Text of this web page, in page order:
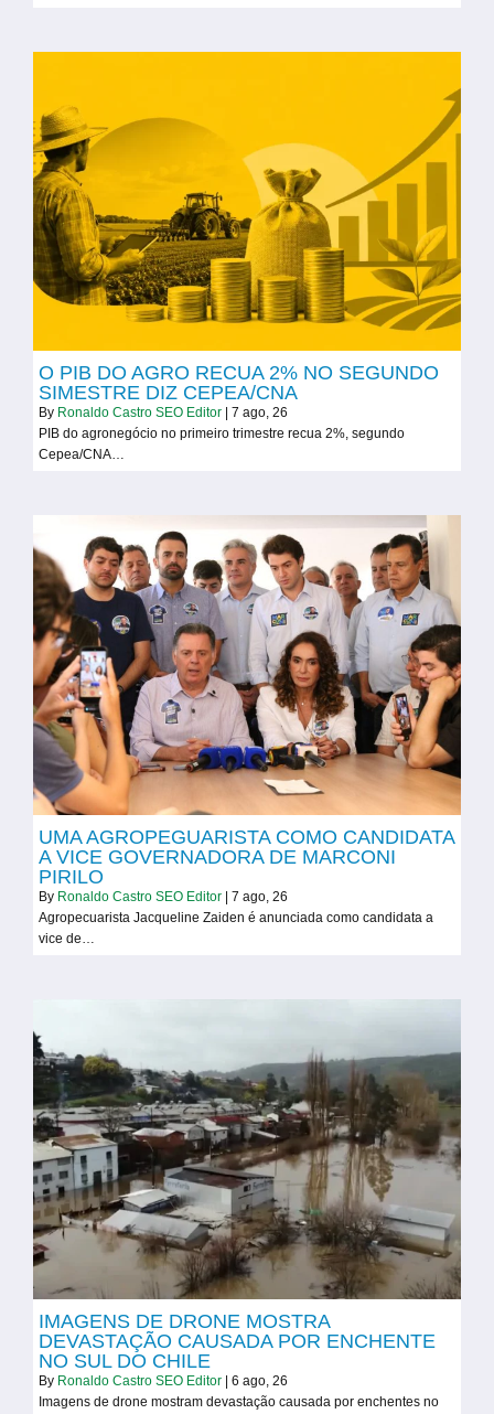
O PIB DO AGRO RECUA 2% NO SEGUNDO
SIMESTRE DIZ CEPEA/CNA
By Ronaldo Castro SEO Editor 7 ago, 26
PIB do agronegócio no primeiro trimestre recua 2%, segundo
Cepea/CNA…
UMA AGROPEGUARISTA COMO CANDIDATA
A VICE GOVERNADORA DE MARCONI
PIRILO
By Ronaldo Castro SEO Editor 7 ago, 26
Agropecuarista Jacqueline Zaiden é anunciada como candidata a
vice de…
IMAGENS DE DRONE MOSTRA
DEVASTAÇÃO CAUSADA POR ENCHENTE
NO SUL DO CHILE
By Ronaldo Castro SEO Editor | 6 ago, 26
Imagens de drone mostram devastação causada por enchentes no